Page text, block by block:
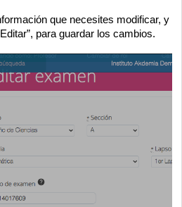
que necesites modificar, y
para guardar los cambios.